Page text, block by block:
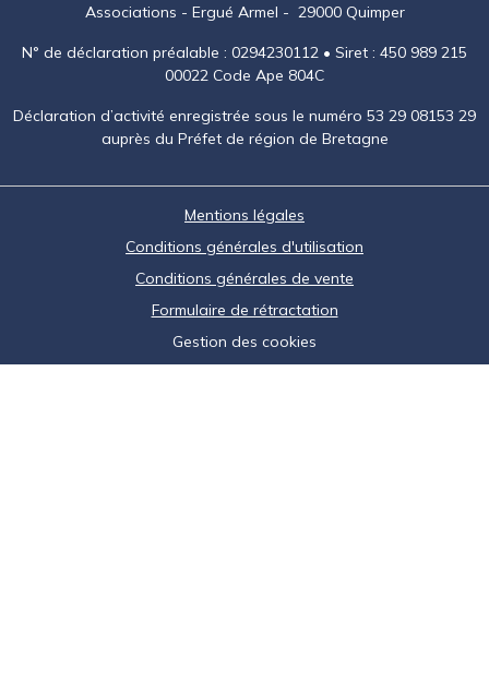
Associations - Ergué Armel - 29000 Quimper
N° de déclaration préalable : 0294230112 • Siret : 450 989 215
00022 Code Ape 804C
Déclaration d’activité enregistrée sous le numéro 53 29 08153 29
auprès du Préfet de région de Bretagne
Mentions légales
Conditions générales d'utilisation
Conditions générales de vente
Formulaire de rétractation
Gestion des cookies